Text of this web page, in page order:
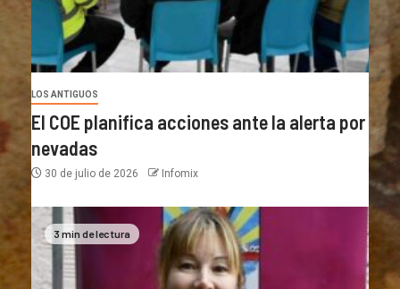
LOS ANTIGUOS
El COE planifica acciones ante la alerta por
nevadas
30 de julio de 2026 Infomix
3 min de lectura